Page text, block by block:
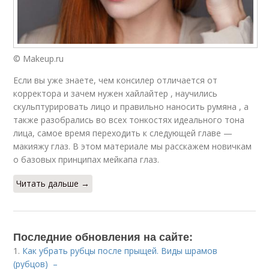
© Makeup.ru
Если вы уже знаете, чем консилер отличается от
корректора и зачем нужен хайлайтер , научились
скульптурировать лицо и правильно наносить румяна , а
также разобрались во всех тонкостях идеального тона
лица, самое время переходить к следующей главе —
макияжу глаз. В этом материале мы расскажем новичкам
о базовых принципах мейкапа глаз.
Читать дальше →
Последние обновления на сайте:
1. Как убрать рубцы после прыщей. Виды шрамов
(рубцов) –